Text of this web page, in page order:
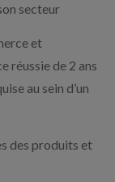
secteur
et
réussie de 2 ans
au sein d’un
des produits et